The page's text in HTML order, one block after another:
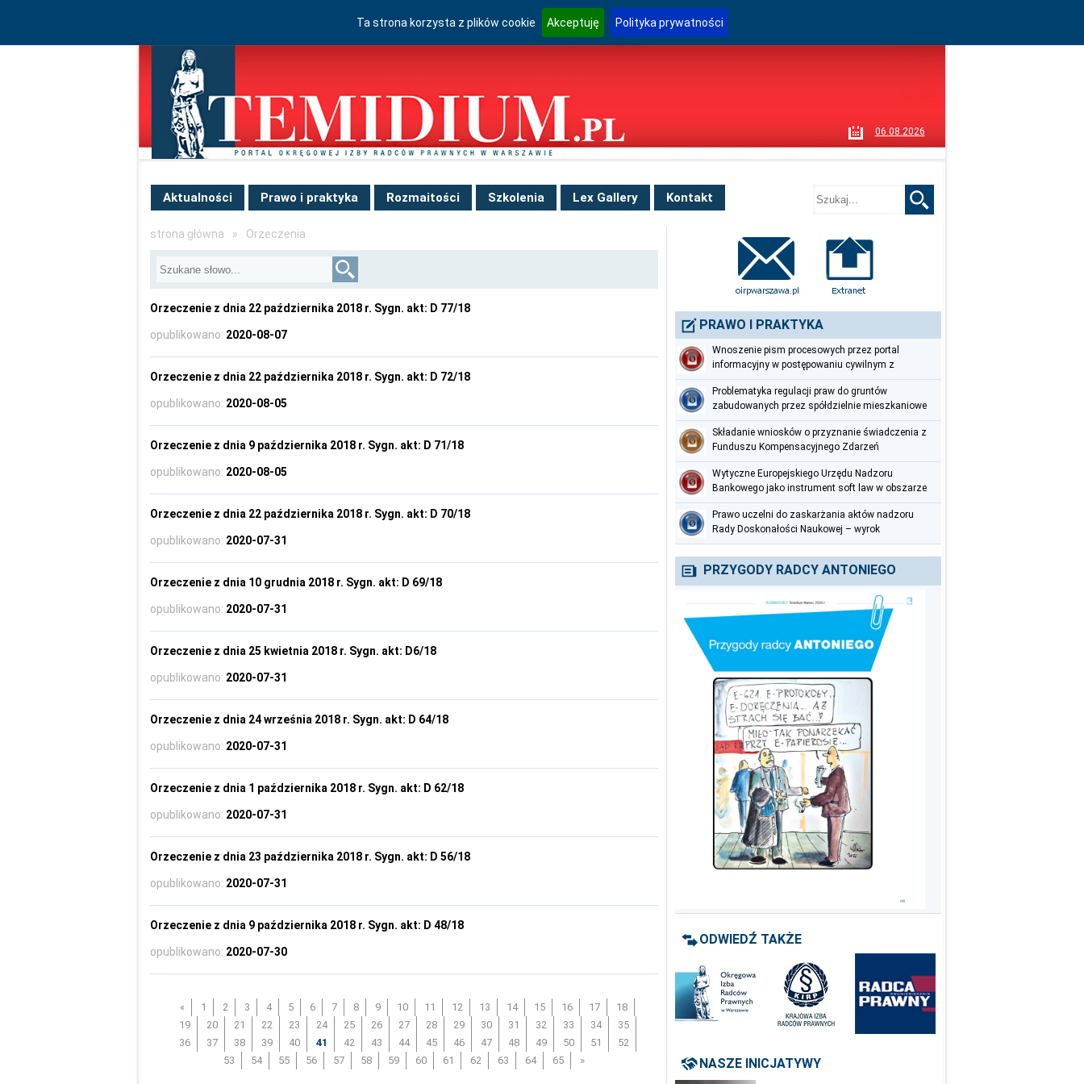
Ta strona korzysta z plików cookie Akceptuję Polityka prywatności
06.08.2026
Aktualności Prawo i praktyka Rozmaitości Szkolenia Lex Gallery Kontakt
strona główna » Orzeczenia
Orzeczenie z dnia 22 października 2018 r. Sygn. akt: D 77/18
opublikowano: 2020-08-07
Orzeczenie z dnia 22 października 2018 r. Sygn. akt: D 72/18
opublikowano: 2020-08-05
Orzeczenie z dnia 9 października 2018 r. Sygn. akt: D 71/18
opublikowano: 2020-08-05
Orzeczenie z dnia 22 października 2018 r. Sygn. akt: D 70/18
opublikowano: 2020-07-31
Orzeczenie z dnia 10 grudnia 2018 r. Sygn. akt: D 69/18
opublikowano: 2020-07-31
Orzeczenie z dnia 25 kwietnia 2018 r. Sygn. akt: D6/18
opublikowano: 2020-07-31
Orzeczenie z dnia 24 września 2018 r. Sygn. akt: D 64/18
opublikowano: 2020-07-31
Orzeczenie z dnia 1 października 2018 r. Sygn. akt: D 62/18
opublikowano: 2020-07-31
Orzeczenie z dnia 23 października 2018 r. Sygn. akt: D 56/18
opublikowano: 2020-07-31
Orzeczenie z dnia 9 października 2018 r. Sygn. akt: D 48/18
opublikowano: 2020-07-30
« 1 2 3 4 5 6 7 8 9 10 11 12 13 14 15 16 17
18
19
20 21 22 23 24 25 26 27 28 29 30 31 32 33 34
35
36
37 38 39 40 41 42 43 44 45 46 47 48 49 50 51
52
53
54 55 56 57 58 59 60 61 62 63 64 65 »
PRAWO I PRAKTYKA
Wnoszenie pism procesowych przez portal
informacyjny w postępowaniu cywilnym z
perspektywy radcy prawnego
Problematyka regulacji praw do gruntów
zabudowanych przez spółdzielnie mieszkaniowe
Składanie wniosków o przyznanie świadczenia z
Funduszu Kompensacyjnego Zdarzeń
Medycznych – uwagi praktyczne
Wytyczne Europejskiego Urzędu Nadzoru
Bankowego jako instrument soft law w obszarze
przeciwdziałania praniu pieniędzy i finansowaniu
terroryzmu
Prawo uczelni do zaskarżania aktów nadzoru
Rady Doskonałości Naukowej – wyrok
Naczelnego Sądu Administracyjnego z 12
czerwca 2025 r. (III OSK 626/22)
PRZYGODY RADCY ANTONIEGO
ODWIEDŹ TAKŻE
NASZE INICJATYWY